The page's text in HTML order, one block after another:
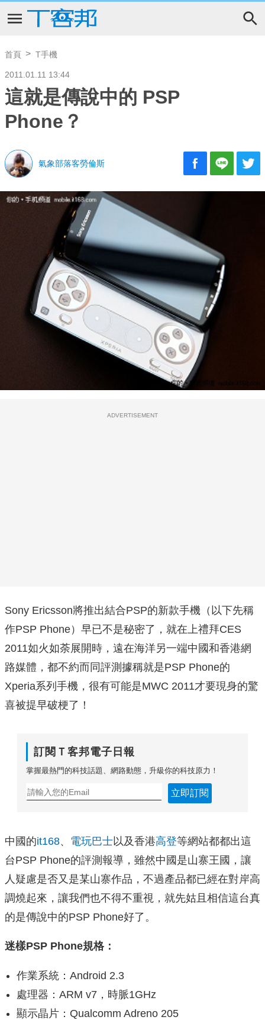
首頁 T手機
2011.01.11 13:44
這就是傳說中的 PSP
Phone？
氣象部落客勞倫斯
ADVERTISEMENT
Sony Ericsson將推出結合PSP的新款手機（以下先稱
作PSP Phone）早已不是秘密了，就在上禮拜CES
2011如火如荼展開時，遠在海洋另一端中國和香港網
路媒體，都不約而同評測據稱就是PSP Phone的
Xperia系列手機，很有可能是MWC 2011才要現身的驚
喜被提早破梗了！
訂閱Ｔ客邦電子日報
掌握最熱門的科技話題、網路動態，升級你的科技原力！
立即訂閱
中國的it168、 電玩巴士以及香港高登等網站都都出這
台PSP Phone的評測報導，雖然中國是山寨王國，讓
人疑慮是否又是某山寨作品，不過產品都已經在對岸高
調燒起來，讓我們也不得不重視，就先姑且相信這台真
的是傳說中的PSP Phone好了。
迷樣PSP Phone規格：
作業系統：Android 2.3
處理器：ARM v7，時脈1GHz
顯示晶片：Qualcomm Adreno 205